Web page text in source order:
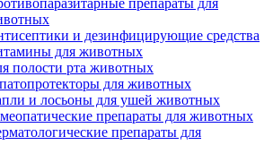
препараты для
и дезинфицирующие средства
для животных
полости рта животных
для животных
и лосьоны для ушей животных
препараты для животных
препараты для